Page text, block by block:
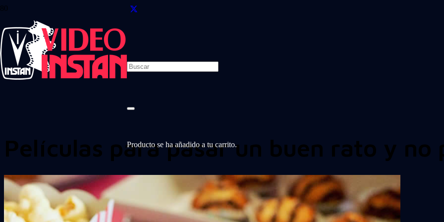
Productose ha añadido a tu carrito.
Películas para pasar un buen rato y no